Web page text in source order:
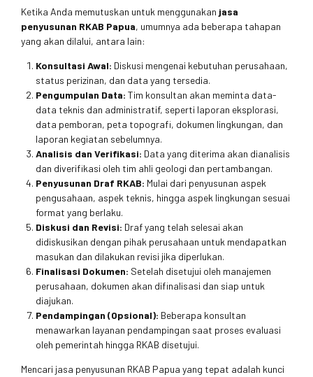
Ketika Anda memutuskan untuk menggunakan jasa
penyusunan RKAB Papua, umumnya ada beberapa tahapan
yang akan dilalui, antara lain:
Konsultasi Awal: Diskusi mengenai kebutuhan perusahaan,
status perizinan, dan data yang tersedia.
Pengumpulan Data: Tim konsultan akan meminta data-
data teknis dan administratif, seperti laporan eksplorasi,
data pemboran, peta topografi, dokumen lingkungan, dan
laporan kegiatan sebelumnya.
Analisis dan Verifikasi: Data yang diterima akan dianalisis
dan diverifikasi oleh tim ahli geologi dan pertambangan.
Penyusunan Draf RKAB: Mulai dari penyusunan aspek
pengusahaan, aspek teknis, hingga aspek lingkungan sesuai
format yang berlaku.
Diskusi dan Revisi: Draf yang telah selesai akan
didiskusikan dengan pihak perusahaan untuk mendapatkan
masukan dan dilakukan revisi jika diperlukan.
Finalisasi Dokumen: Setelah disetujui oleh manajemen
perusahaan, dokumen akan difinalisasi dan siap untuk
diajukan.
Pendampingan (Opsional): Beberapa konsultan
menawarkan layanan pendampingan saat proses evaluasi
oleh pemerintah hingga RKAB disetujui.
Mencari jasa penyusunan RKAB Papua yang tepat adalah kunci